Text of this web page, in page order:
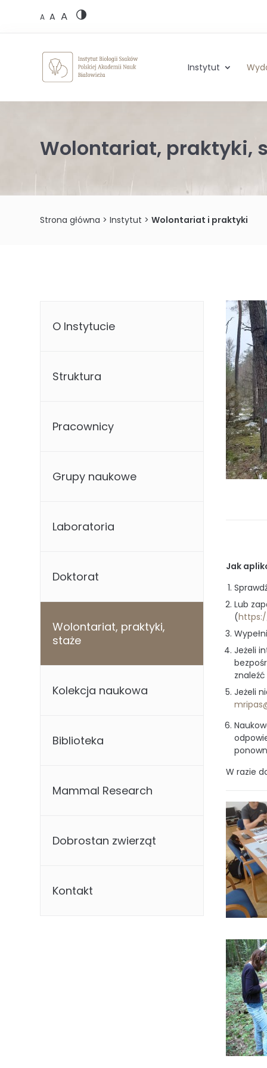
A A A
Instytut
Wolontariat, praktyki,
Strona główna >Instytut >Wolontariat i praktyki
O Instytucie
Struktura
Pracownicy
Grupy naukowe
Laboratoria
Doktorat
Wolontariat, praktyki,
staże
Kolekcja naukowa
Biblioteka
Mammal Research
Dobrostan zwierząt
Kontakt
Jak
Lub
(
Jeżeli
Jeżeli
W razie